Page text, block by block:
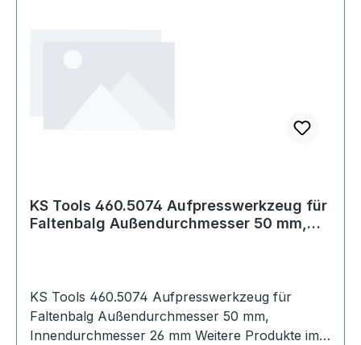
KS Tools 460.5074 Aufpresswerkzeug für
Faltenbalg Außendurchmesser 50 mm,
KS Tools 460.5074 Aufpresswerkzeug für
Faltenbalg Außendurchmesser 50 mm,
Innendurchmesser 26 mm Weitere Produkte im